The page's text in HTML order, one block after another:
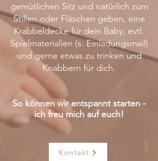
gemütlichen Sitz und natürlich zum
Stillen oder Fläschen geben, eine
Krabbeldecke für dein Baby, evtl.
Spielmaterialien (s. Einladungsmail)
und gerne etwas zu trinken und
Knabbern für dich.
So können wir entspannt starten -
ich freu mich auf euch!
Kontakt